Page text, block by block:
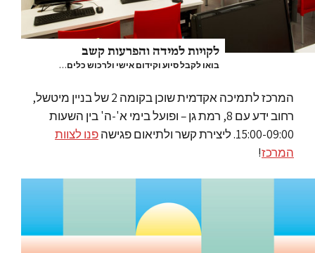
לקויות למידה והפרעות קשב
בואו לקבל סיוע וקידום אישי ולרכוש כלים…
המרכז לתמיכה אקדמית שוכן בקומה 2 של בניין מיטשל,
רחוב ידע עם 8, רמת גן – ופועל בימי א'-ה' בין השעות
15:00-09:00. ליצירת קשר ולתיאום פגישה
פנו לצוות
המרכז!